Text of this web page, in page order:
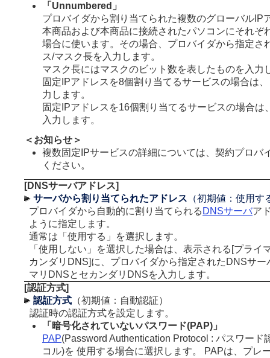
「Unnumbered」
プロバイダから割り当てられた複数のグローバルIP
本商品および本商品に接続されたパソコンにそれぞ
場合に使います。その場合、プロバイダから指定さ
ス/マスク長を入力します。
マスク長にはマスクのビット数を表したものを入力
固定IPアドレスを8個割り当てるサービスの場合は
力します。
固定IPアドレスを16個割り当てるサービスの場合は
入力します。
＜お知らせ＞
複数固定IPサービスの詳細については、契約プロバ
ください。
[DNSサーバアドレス]
サーバから割り当てられたアドレス （初期値：使用す
プロバイダから自動的に割り当てられる DNSサーバア
ように指定します。
通常は「使用する」を選択します。
「使用しない」を選択した場合は、表示される[プライ
カンダリDNS]に、プロバイダから指定されたDNSサー
マリDNSとセカンダリDNSを入力します。
[認証方式]
認証方式 （初期値：自動認証）
認証時の認証方式を設定します。
「暗号化されていないパスワード(PAP)」
PAP(Password Authentication Protocol : パスワード
コル)を 使用する場合に選択します。 PAPは、プレ